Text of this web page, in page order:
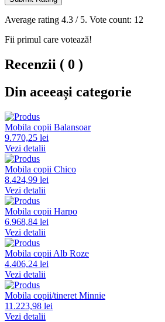
Average rating 4.3 / 5. Vote count: 12
Fii primul care votează!
Recenzii ( 0 )
Din aceeași categorie
Mobila copii Balansoar
9.770,25 lei
Vezi detalii
Mobila copii Chico
8.424,99 lei
Vezi detalii
Mobila copii Harpo
6.968,84 lei
Vezi detalii
Mobila copii Alb Roze
4.406,24 lei
Vezi detalii
Mobila copii/tineret Minnie
11.223,98 lei
Vezi detalii